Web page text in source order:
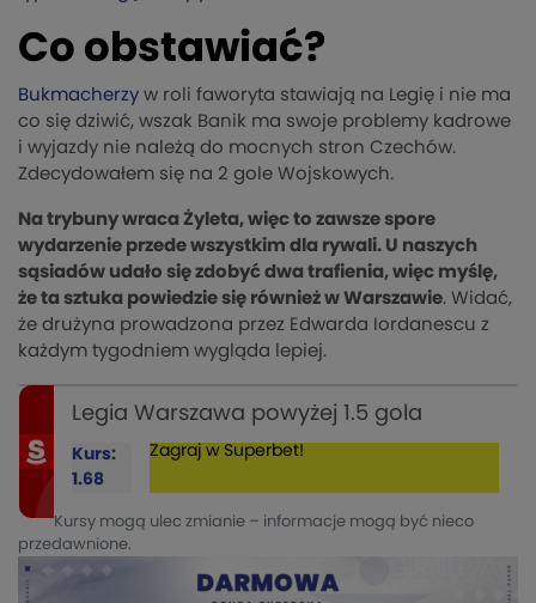
Co obstawiać?
Bukmacherzy w roli faworyta stawiają na Legię i nie ma
co się dziwić, wszak Banik ma swoje problemy kadrowe
i wyjazdy nie należą do mocnych stron Czechów.
Zdecydowałem się na 2 gole Wojskowych.
Na trybuny wraca Żyleta, więc to zawsze spore
wydarzenie przede wszystkim dla rywali. U naszych
sąsiadów udało się zdobyć dwa trafienia, więc myślę,
że ta sztuka powiedzie się również w Warszawie. Widać,
że drużyna prowadzona przez Edwarda Iordanescu z
każdym tygodniem wygląda lepiej.
Legia Warszawa powyżej 1.5 gola
Kurs:
1.68
Zagraj w Superbet!
Kursy mogą ulec zmianie – informacje mogą być nieco
przedawnione.